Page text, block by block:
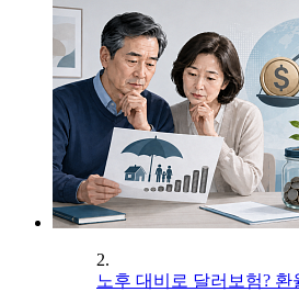
2.
노후 대비로 달러보험?